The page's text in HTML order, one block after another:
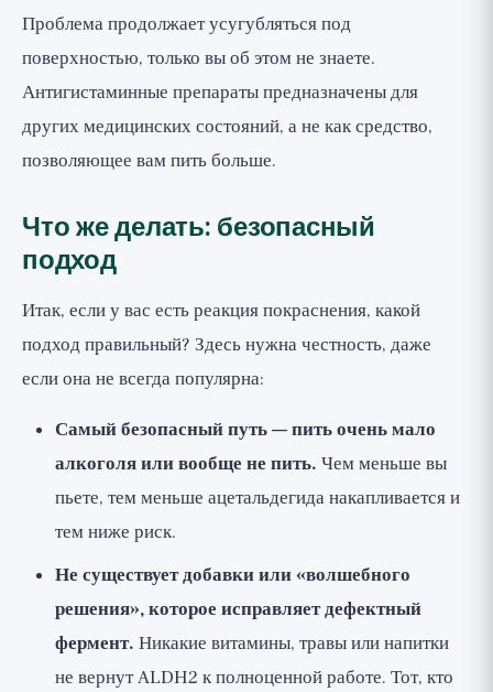
Проблема продолжает усугубляться под
поверхностью, только вы об этом не знаете.
Антигистаминные препараты предназначены для
других медицинских состояний, а не как средство,
позволяющее вам пить больше.
Что же делать: безопасный
подход
Итак, если у вас есть реакция покраснения, какой
подход правильный? Здесь нужна честность, даже
если она не всегда популярна:
Самый безопасный путь — пить очень мало
алкоголя или вообще не пить. Чем меньше вы
пьете, тем меньше ацетальдегида накапливается и
тем ниже риск.
Не существует добавки или «волшебного
решения», которое исправляет дефектный
фермент. Никакие витамины, травы или напитки
не вернут ALDH2 к полноценной работе. Тот, кто